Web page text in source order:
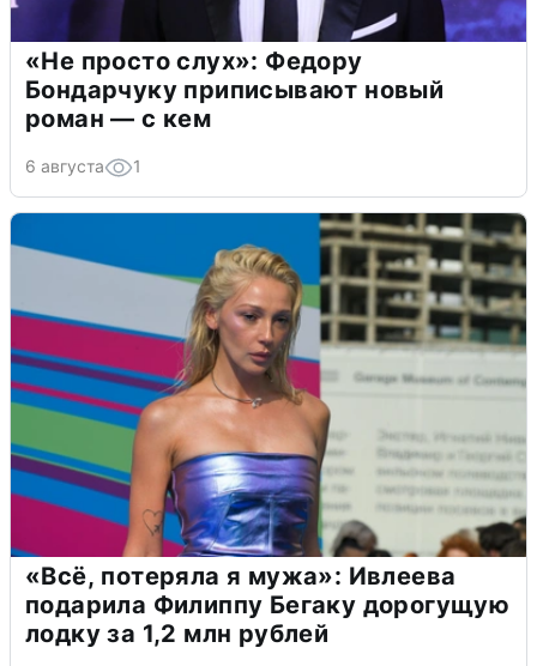
«Не просто слух»: Федору
Бондарчуку приписывают новый
роман — с кем
6 августа 1
«Всё, потеряла я мужа»: Ивлеева
подарила Филиппу Бегаку дорогущую
лодку за 1,2 млн рублей